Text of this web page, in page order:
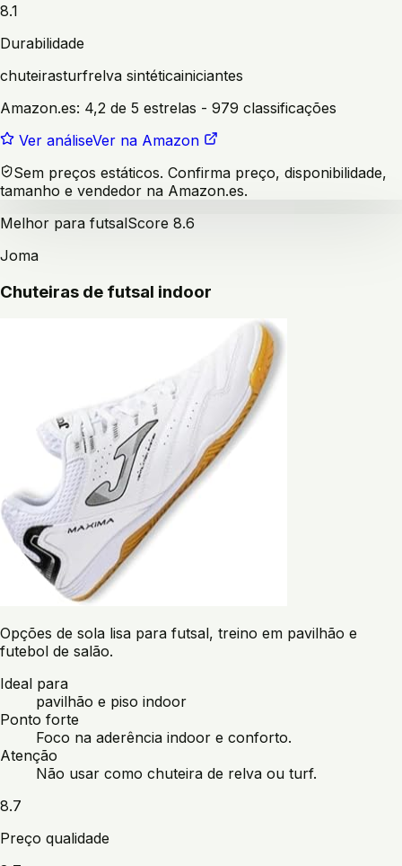
8.1
Durabilidade
chuteirasturfrelva sintéticainiciantes
Amazon.es: 4,2 de 5 estrelas - 979 classificações
Ver análiseVer na Amazon
Sem preços estáticos. Confirma preço, disponibilidade,
tamanho e vendedor na Amazon.es.
Melhor para futsalScore 8.6
Joma
Chuteiras de futsal indoor
Opções de sola lisa para futsal, treino em pavilhão e
futebol de salão.
Ideal para
pavilhão e piso indoor
Ponto forte
Foco na aderência indoor e conforto.
Atenção
Não usar como chuteira de relva ou turf.
8.7
Preço qualidade